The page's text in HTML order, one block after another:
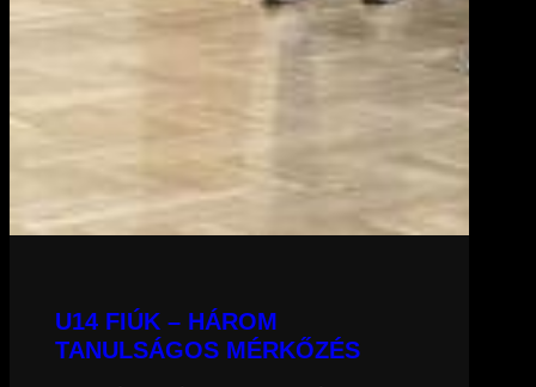
U14 FIÚK – HÁROM
TANULSÁGOS MÉRKŐZÉS